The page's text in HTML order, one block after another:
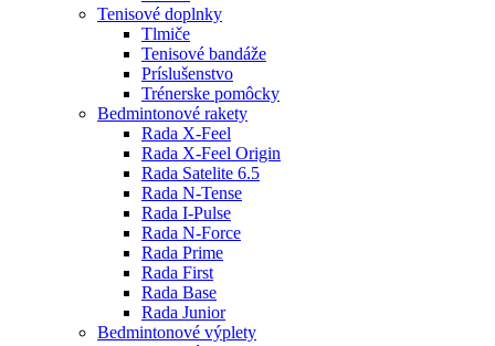
Tenisové doplnky
Tlmiče
Tenisové bandáže
Príslušenstvo
Trénerske pomôcky
Bedmintonové rakety
Rada X-Feel
Rada X-Feel Origin
Rada Satelite 6.5
Rada N-Tense
Rada I-Pulse
Rada N-Force
Rada Prime
Rada First
Rada Base
Rada Junior
Bedmintonové výplety